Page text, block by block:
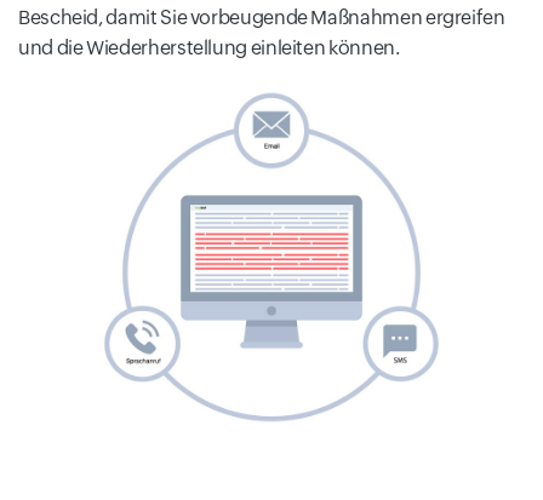
Bescheid, damit Sie vorbeugende Maßnahmen ergreifen
und die Wiederherstellung einleiten können.